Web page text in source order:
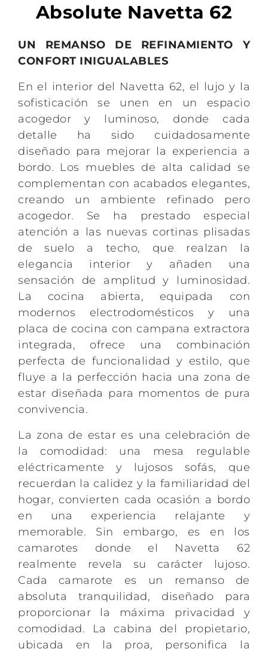
Absolute Navetta 62
UN REMANSO DE REFINAMIENTO Y
CONFORT INIGUALABLES
En el interior del Navetta 62, el lujo y la
sofisticación se unen en un espacio
acogedor y luminoso, donde cada
detalle ha sido cuidadosamente
diseñado para mejorar la experiencia a
bordo. Los muebles de alta calidad se
complementan con acabados elegantes,
creando un ambiente refinado pero
acogedor. Se ha prestado especial
atención a las nuevas cortinas plisadas
de suelo a techo, que realzan la
elegancia interior y añaden una
sensación de amplitud y luminosidad.
La cocina abierta, equipada con
modernos electrodomésticos y una
placa de cocina con campana extractora
integrada, ofrece una combinación
perfecta de funcionalidad y estilo, que
fluye a la perfección hacia una zona de
estar diseñada para momentos de pura
convivencia.
La zona de estar es una celebración de
la comodidad: una mesa regulable
eléctricamente y lujosos sofás, que
recuerdan la calidez y la familiaridad del
hogar, convierten cada ocasión a bordo
en una experiencia relajante y
memorable. Sin embargo, es en los
camarotes donde el Navetta 62
realmente revela su carácter lujoso.
Cada camarote es un remanso de
absoluta tranquilidad, diseñado para
proporcionar la máxima privacidad y
comodidad. La cabina del propietario,
ubicada en la proa, personifica la